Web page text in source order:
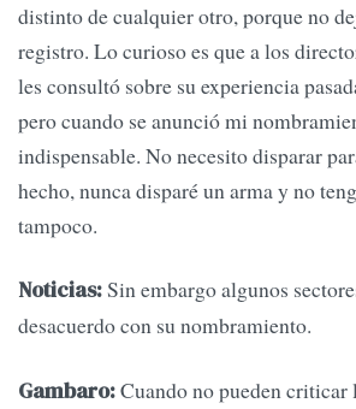
distinto de cualquier otro, porque no
registro. Lo curioso es que a los
les consultó sobre su experiencia
pero cuando se anunció mi
indispensable. No necesito disparar
hecho, nunca disparé un arma y no
tampoco.
Noticias:Sin embargo algunos
desacuerdo con su nombramiento.
Gambaro:Cuando no pueden criticar